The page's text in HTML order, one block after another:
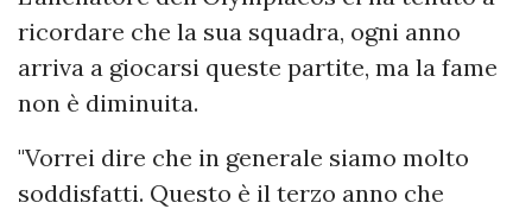
ricordare che la sua squadra, ogni anno
arriva a giocarsi queste partite, ma la fame
non è diminuita.
"Vorrei dire che in generale siamo molto
soddisfatti. Questo è il terzo anno che